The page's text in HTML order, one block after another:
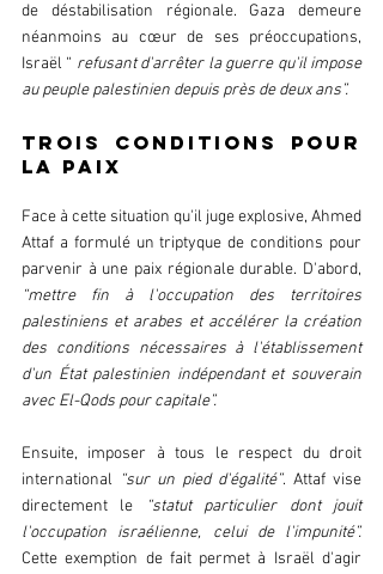
de déstabilisation régionale. Gaza demeure
néanmoins au cœur de ses préoccupations,
Israël “ refusant d'arrêter la guerre qu'il impose
au peuple palestinien depuis près de deux ans”.
Trois conditions pour
la paix
Face à cette situation qu'il juge explosive, Ahmed
Attaf a formulé un triptyque de conditions pour
“mettre fin à l'occupation des territoires
palestiniens et arabes et accélérer la création
des conditions nécessaires à l'établissement
d'un État palestinien indépendant et souverain
avec El-Qods pour capitale”.
Ensuite, imposer à tous le respect du droit
international “sur un pied d'égalité”. Attaf vise
directement le
“statut particulier dont jouit
Cette exemption de fait permet à Israël d'agir